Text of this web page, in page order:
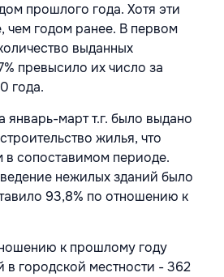
прошлого года. Хотя эти
чем годом ранее. В первом
выданных
превысило их число за
года.
январь-март т.г. было выдано
жилья, что
в сопоставимом периоде.
нежилых зданий было
93,8% по отношению к
к прошлому году
в городской местности - 362